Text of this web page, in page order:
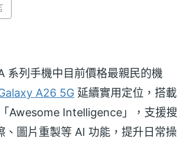
系列手機中目前價格最親民的機
A26 5G 延續實用定位，搭載
Awesome Intelligence」，支援搜
、圖片重製等 AI 功能，提升日常操